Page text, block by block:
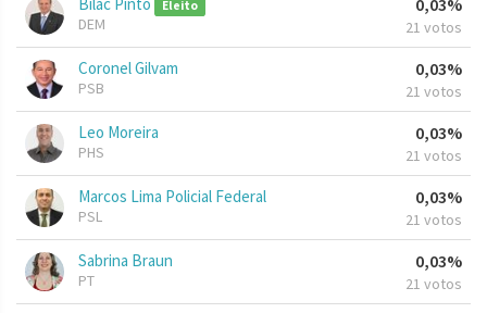
Eleito
DEM
0,03%
21 votos
Coronel Gilvam
PSB
0,03%
21 votos
Leo Moreira
PHS
0,03%
21 votos
Marcos Lima Policial Federal
PSL
0,03%
21 votos
Sabrina Braun
PT
0,03%
21 votos